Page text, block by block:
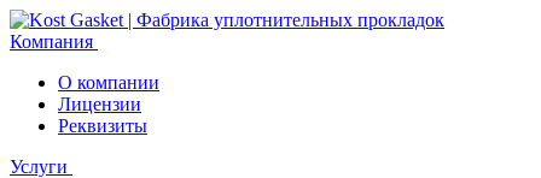
Компания
О компании
Лицензии
Реквизиты
Услуги